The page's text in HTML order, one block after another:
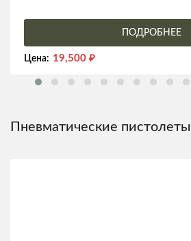
ПОДРОБНЕЕ
Цена: 19,500 ₽
Пневматические пистолеты